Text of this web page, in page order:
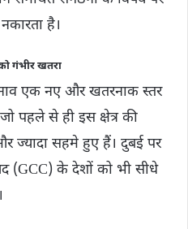
है।
गंभीर खतरा
एक नए और खतरनाक स्तर
पहले से ही इस क्षेत्र की
ज्यादा सहमे हुए हैं। दुबई पर
(GCC) के देशों को भी सीधे